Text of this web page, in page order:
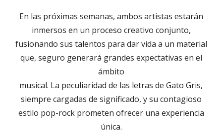
En las próximas semanas, ambos artistas estarán
inmersos en un proceso creativo conjunto,
fusionando sus talentos para dar vida a un material
que, seguro generará grandes expectativas en el
ámbito
musical. La peculiaridad de las letras de Gato Gris,
siempre cargadas de significado, y su contagioso
estilo pop-rock prometen ofrecer una experiencia
única.